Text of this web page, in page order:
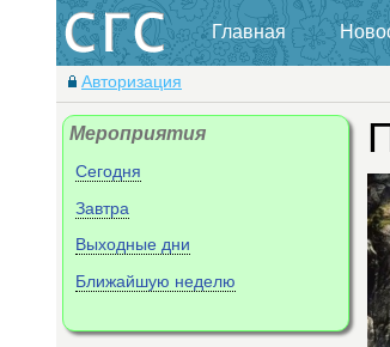
Главная
Авторизация
Мероприятия
Сегодня
Завтра
Выходные дни
Ближайшую неделю